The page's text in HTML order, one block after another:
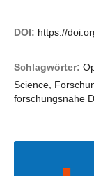
DOI: https://
Schlagwörter:
Science,
forschungsnahe